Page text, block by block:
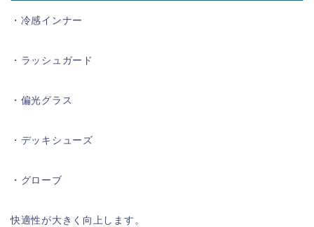
・冷感インナー
・ラッシュガード
・偏光グラス
・デッキシューズ
・グローブ
快適性が大きく向上します。